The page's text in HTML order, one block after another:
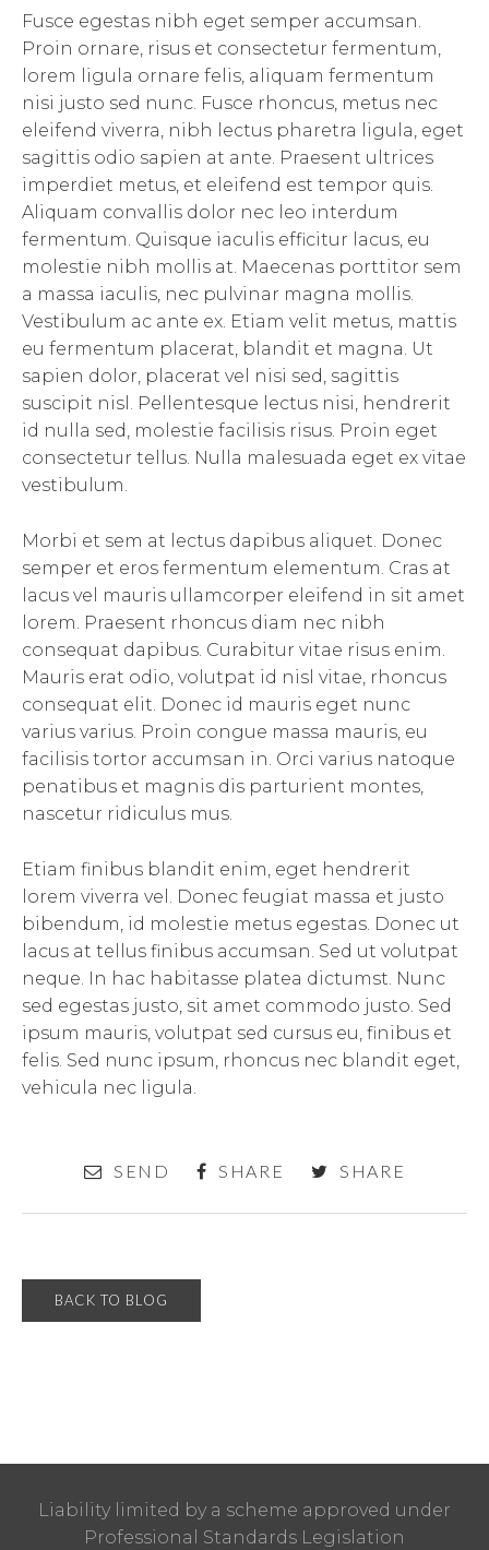
Fusce egestas nibh eget semper accumsan.
Proin ornare, risus et consectetur fermentum,
lorem ligula ornare felis, aliquam fermentum
nisi justo sed nunc. Fusce rhoncus, metus nec
eleifend viverra, nibh lectus pharetra ligula, eget
sagittis odio sapien at ante. Praesent ultrices
imperdiet metus, et eleifend est tempor quis.
Aliquam convallis dolor nec leo interdum
fermentum. Quisque iaculis efficitur lacus, eu
molestie nibh mollis at. Maecenas porttitor sem
a massa iaculis, nec pulvinar magna mollis.
Vestibulum ac ante ex. Etiam velit metus, mattis
eu fermentum placerat, blandit et magna. Ut
sapien dolor, placerat vel nisi sed, sagittis
suscipit nisl. Pellentesque lectus nisi, hendrerit
id nulla sed, molestie facilisis risus. Proin eget
consectetur tellus. Nulla malesuada eget ex vitae
vestibulum.
Morbi et sem at lectus dapibus aliquet. Donec
semper et eros fermentum elementum. Cras at
lacus vel mauris ullamcorper eleifend in sit amet
lorem. Praesent rhoncus diam nec nibh
consequat dapibus. Curabitur vitae risus enim.
Mauris erat odio, volutpat id nisl vitae, rhoncus
consequat elit. Donec id mauris eget nunc
varius varius. Proin congue massa mauris, eu
facilisis tortor accumsan in. Orci varius natoque
penatibus et magnis dis parturient montes,
nascetur ridiculus mus.
Etiam finibus blandit enim, eget hendrerit
lorem viverra vel. Donec feugiat massa et justo
bibendum, id molestie metus egestas. Donec ut
lacus at tellus finibus accumsan. Sed ut volutpat
neque. In hac habitasse platea dictumst. Nunc
sed egestas justo, sit amet commodo justo. Sed
ipsum mauris, volutpat sed cursus eu, finibus et
felis. Sed nunc ipsum, rhoncus nec blandit eget,
vehicula nec ligula.
SEND SHARE SHARE
BACK TO BLOG
Liability limited by a scheme approved under
Professional Standards Legislation